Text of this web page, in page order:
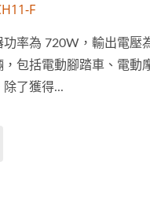
F
率為 720W，輸出電壓
包括電動腳踏車、電動
了獲得...